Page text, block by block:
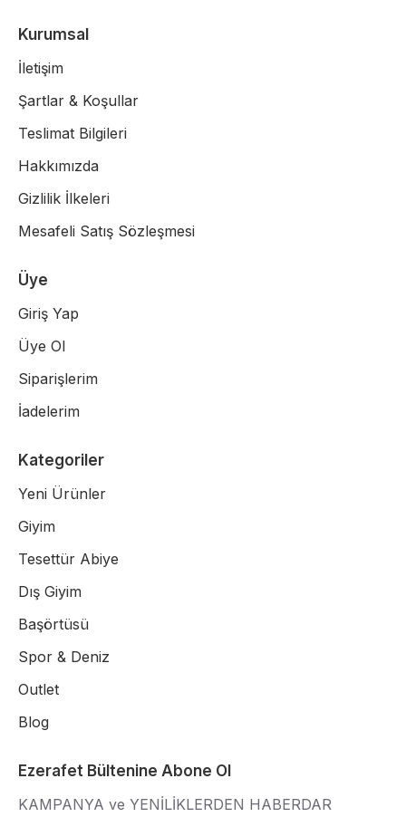
Kurumsal
İletişim
Şartlar & Koşullar
Teslimat Bilgileri
Hakkımızda
Gizlilik İlkeleri
Mesafeli Satış Sözleşmesi
Üye
Giriş Yap
Üye Ol
Siparişlerim
İadelerim
Kategoriler
Yeni Ürünler
Giyim
Tesettür Abiye
Dış Giyim
Başörtüsü
Spor & Deniz
Outlet
Blog
Ezerafet Bültenine Abone Ol
KAMPANYA ve YENİLİKLERDEN HABERDAR